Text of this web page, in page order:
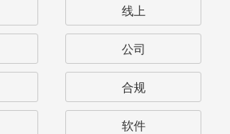
线上
公司
合规
软件